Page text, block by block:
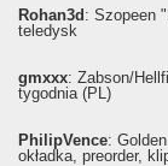
Rohan3d : Szopeen
teledysk
gmxxx: Żabson/
tygodnia (PL)
PhilipVence:
okładka, preorder,